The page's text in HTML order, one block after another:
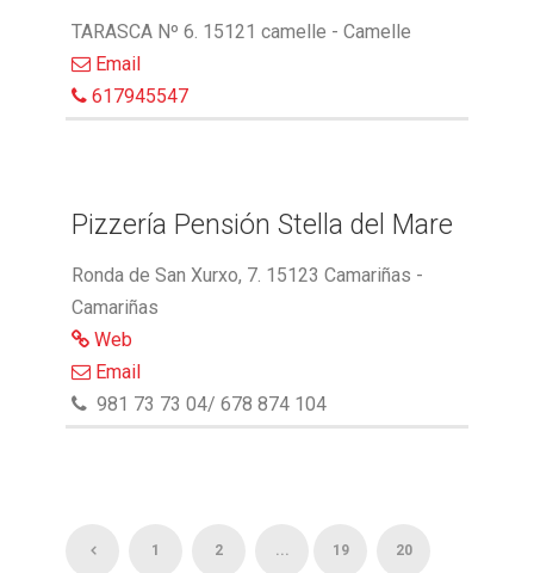
TARASCA Nº 6. 15121 camelle - Camelle
Email
617945547
Pizzería Pensión Stella del Mare
Ronda de San Xurxo, 7. 15123 Camariñas -
Camariñas
Web
Email
981 73 73 04/ 678 874 104
1 2 ... 19 20